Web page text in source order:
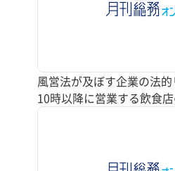
風営法が及ぼす企業の法
10時以降に営業する飲食